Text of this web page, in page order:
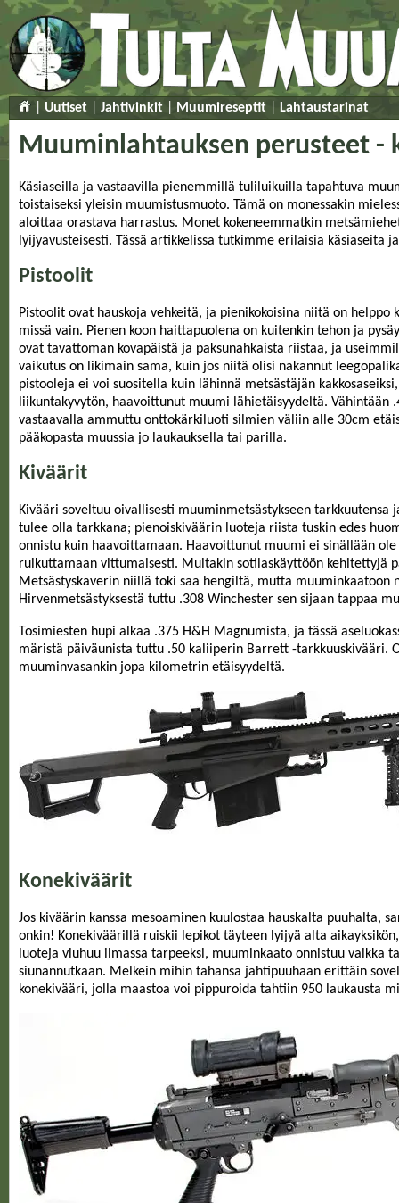
Uutiset Jahtivinkit Muumireseptit Lahtaustarinat
Muuminlahtauksen perusteet -
Käsiaseilla ja vastaavilla pienemmillä tuliluikuilla tapahtuva
toistaiseksi yleisin muumistusmuoto. Tämä on monessakin
aloittaa orastava harrastus. Monet kokeneemmatkin
lyijyavusteisesti. Tässä artikkelissa tutkimme erilaisia käsiaseita
Pistoolit
Pistoolit ovat hauskoja vehkeitä, ja pienikokoisina niitä on helppo
missä vain. Pienen koon haittapuolena on kuitenkin tehon ja
ovat tavattoman kovapäistä ja paksunahkaista riistaa, ja
vaikutus on likimain sama, kuin jos niitä olisi nakannut
pistooleja ei voi suositella kuin lähinnä metsästäjän
liikuntakyvytön, haavoittunut muumi lähietäisyydeltä. Vähintään
vastaavalla ammuttu onttokärkiluoti silmien väliin alle 30cm
pääkopasta muussia jo laukauksella tai parilla.
Kiväärit
Kivääri soveltuu oivallisesti muuminmetsästykseen tarkkuutensa
tulee olla tarkkana; pienoiskiväärin luoteja riista tuskin edes
onnistu kuin haavoittamaan. Haavoittunut muumi ei sinällään
ruikuttamaan vittumaisesti. Muitakin sotilaskäyttöön kehitettyjä
Metsästyskaverin niillä toki saa hengiltä, mutta muuminkaatoon
Hirvenmetsästyksestä tuttu .308 Winchester sen sijaan tappaa
Tosimiesten hupi alkaa .375 H&H Magnumista, ja tässä
märistä päiväunista tuttu .50 kaliiperin Barrett -tarkkuuskivääri.
muuminvasankin jopa kilometrin etäisyydeltä.
Konekiväärit
Jos kiväärin kanssa mesoaminen kuulostaa hauskalta puuhalta,
onkin! Konekiväärillä ruiskii lepikot täyteen lyijyä alta
luoteja viuhuu ilmassa tarpeeksi, muuminkaato onnistuu vaikka
siunannutkaan. Melkein mihin tahansa jahtipuuhaan erittäin
konekivääri, jolla maastoa voi pippuroida tahtiin 950 laukausta